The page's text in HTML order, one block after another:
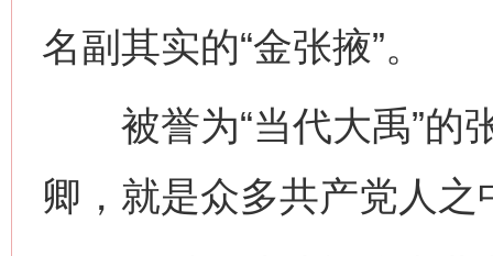
名副其实的“金张掖”。
被誉为“当代大禹”的
卿，就是众多共产党人之